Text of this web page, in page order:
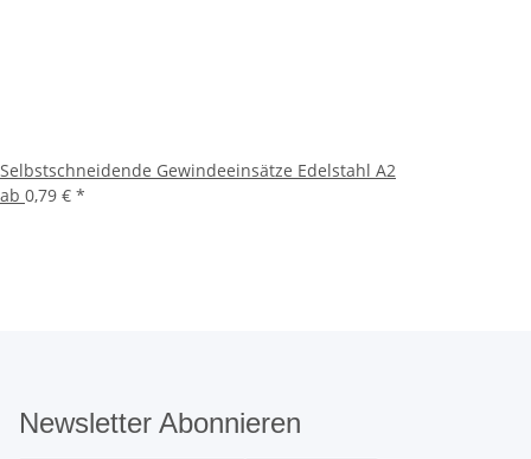
Selbstschneidende Gewindeeinsätze Edelstahl A2
ab 0,79 € *
Newsletter Abonnieren